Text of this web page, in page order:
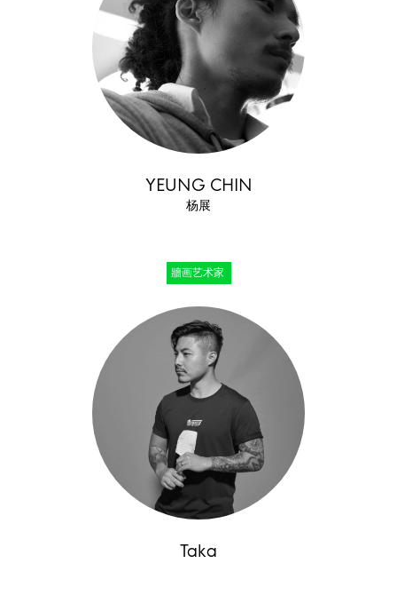
YEUNG CHIN
杨展
牆画艺术家
Taka